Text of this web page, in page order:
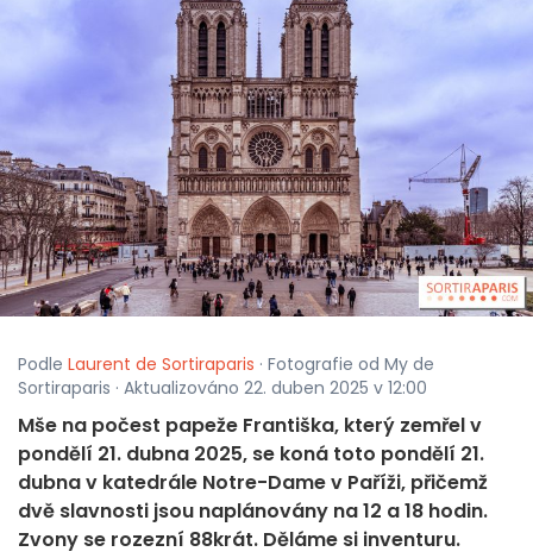
Podle Laurent de Sortiraparis · Fotografie od My de
Sortiraparis · Aktualizováno 22. duben 2025 v 12:00
Mše na počest papeže Františka, který zemřel v
pondělí 21. dubna 2025, se koná toto pondělí 21.
dubna v katedrále Notre-Dame v Paříži, přičemž
dvě slavnosti jsou naplánovány na 12 a 18 hodin.
Zvony se rozezní 88krát. Děláme si inventuru.